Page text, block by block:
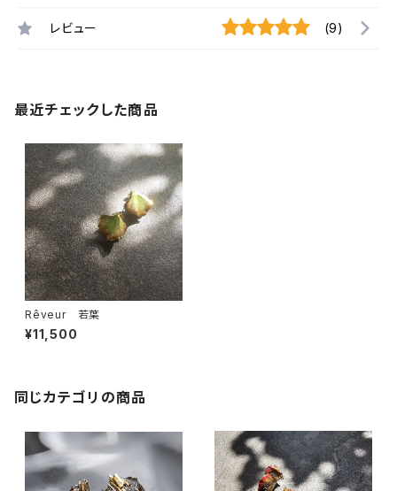
レビュー (9)
最近チェックした商品
Rêveur 若葉
¥11,500
同じカテゴリの商品